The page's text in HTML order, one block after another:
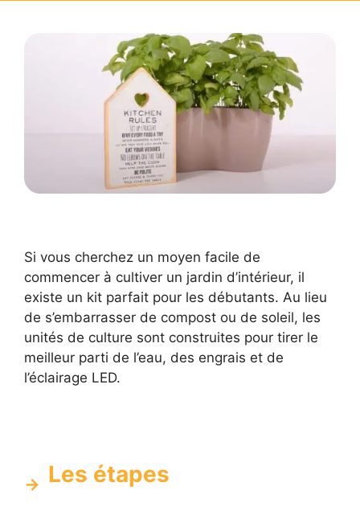
Si vous cherchez un moyen facile de
commencer à cultiver un jardin d’intérieur, il
existe un kit parfait pour les débutants. Au lieu
de s’embarrasser de compost ou de soleil, les
unités de culture sont construites pour tirer le
meilleur parti de l’eau, des engrais et de
l’éclairage LED.
Les étapes